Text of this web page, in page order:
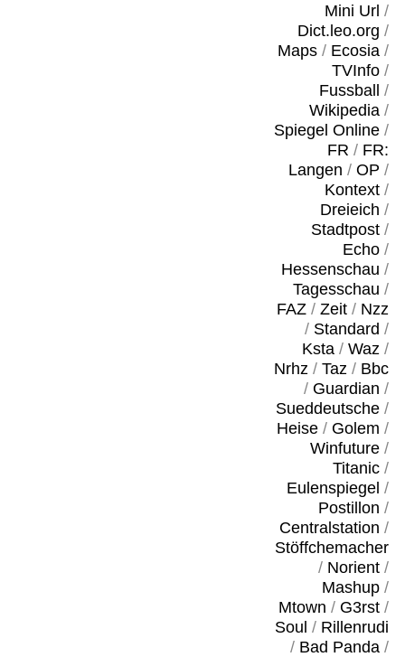
Mini Url /
Dict.leo.org /
Maps/ Ecosia/
TVInfo/
Fussball
/
Wikipedia/
Spiegel Online/
FR / FR:
Langen / OP /
Kontext/
Dreieich /
Stadtpost/
Echo/
Hessenschau /
Tagesschau /
FAZ/ Zeit/ Nzz
/ Standard /
Ksta/ Waz/
Nrhz/ Taz/ Bbc
/ Guardian /
Sueddeutsche/
Heise/ Golem /
Winfuture/
Titanic/
Eulenspiegel /
Postillon /
Centralstation /
Stöffchemacher
/ Norient/
Mashup/
Mtown / G3rst/
Soul / Rillenrudi
/ Bad Panda/